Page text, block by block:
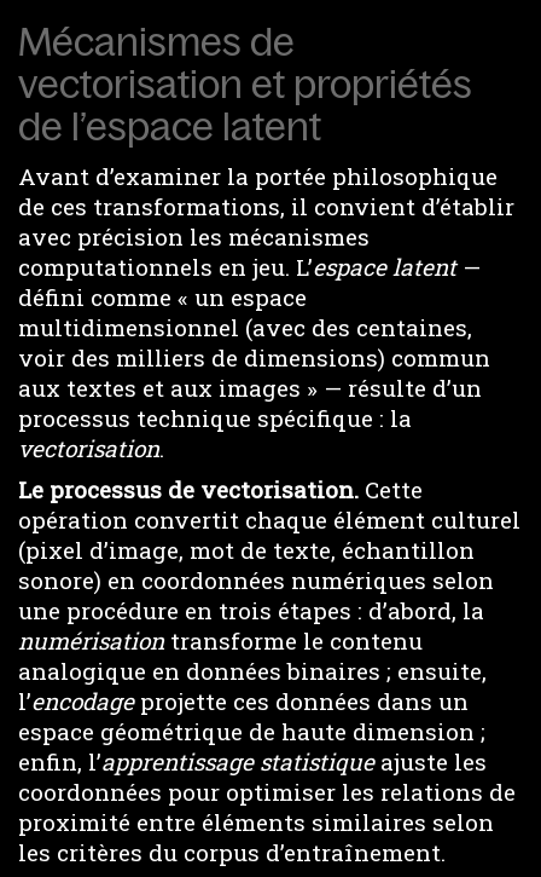
Mécanismes de
vectorisation et propriétés
de l’espace latent
Avant d’examiner la portée philosophique
de ces transformations, il convient d’établir
avec précision les mécanismes
computationnels en jeu. L’espace latent—
défini comme « un espace
multidimensionnel (avec des centaines,
voir des milliers de dimensions) commun
aux textes et aux images » — résulte d’un
processus technique spécifique : la
vectorisation.
Le processus de vectorisation. Cette
opération convertit chaque élément culturel
(pixel d’image, mot de texte, échantillon
sonore) en coordonnées numériques selon
une procédure en trois étapes : d’abord, la
numérisationtransforme le contenu
analogique en données binaires ; ensuite,
l’encodageprojette ces données dans un
espace géométrique de haute dimension ;
enfin, l’apprentissage statistiqueajuste les
coordonnées pour optimiser les relations de
proximité entre éléments similaires selon
les critères du corpus d’entraînement.